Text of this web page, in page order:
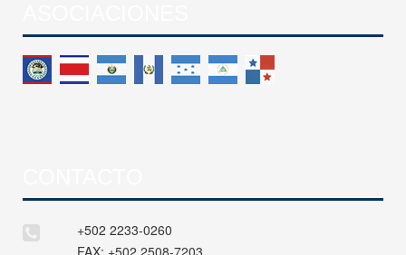
+502 2233-0260